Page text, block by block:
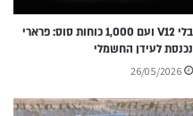
בלי V12 ועם 1,000 כוחות סוס: פרארי
נכנסת לעידן החשמלי
26/05/2026